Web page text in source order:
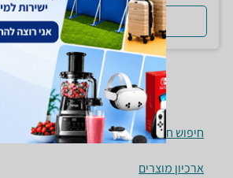
למדריך המלא
חיפוש חנויות מכונות כביסה לפי עיר
ארכיון מוצרים